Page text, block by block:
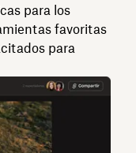
para los
favoritas
para